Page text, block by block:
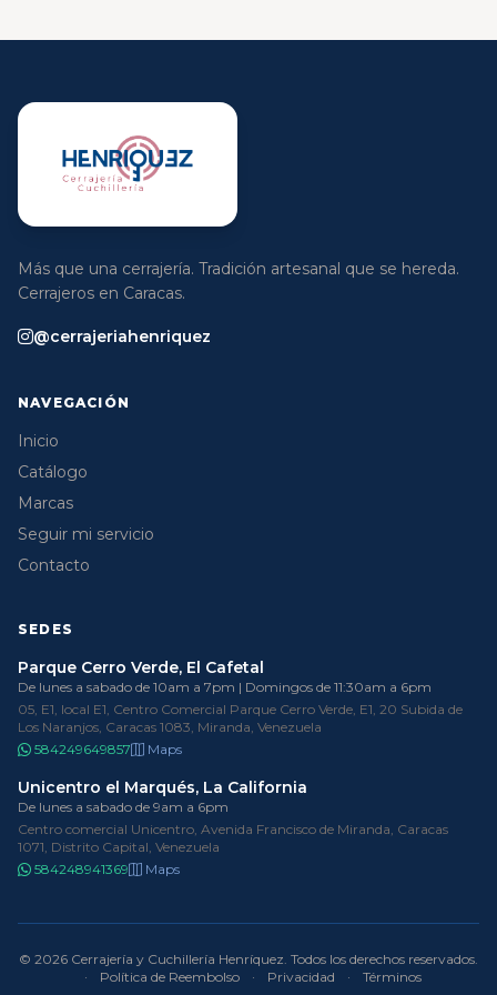
Más que una cerrajería. Tradición artesanal que se hereda.
Cerrajeros en Caracas.
@cerrajeriahenriquez
NAVEGACIÓN
Inicio
Catálogo
Marcas
Seguir mi servicio
Contacto
SEDES
Parque Cerro Verde, El Cafetal
De lunes a sabado de 10am a 7pm | Domingos de 11:30am a 6pm
05, E1, local E1, Centro Comercial Parque Cerro Verde, E1, 20 Subida de
Los Naranjos, Caracas 1083, Miranda, Venezuela
584249649857
Maps
Unicentro el Marqués, La California
De lunes a sabado de 9am a 6pm
Centro comercial Unicentro, Avenida Francisco de Miranda, Caracas
1071, Distrito Capital, Venezuela
584248941369
Maps
© 2026 Cerrajería y Cuchillería Henríquez. Todos los derechos reservados.
·
Política de Reembolso · Privacidad · Términos